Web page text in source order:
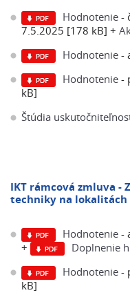
Hodnotenie -
7.5.2025 [178 kB] +
Hodnotenie -
Hodnotenie -
kB]
Štúdia
IKT rámcová zmluva -
techniky na lokalitách
Hodnotenie -
+
Doplnenie
Hodnotenie -
kB]